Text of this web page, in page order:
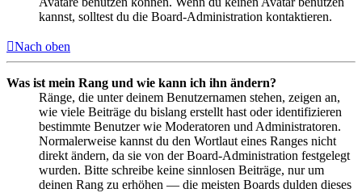
kannst, solltest du die Board-Administration kontaktieren.
Nach oben
Was ist mein Rang und wie kann ich ihn ändern?
Ränge, die unter deinem Benutzernamen stehen, zeigen an,
wie viele Beiträge du bislang erstellt hast oder identifizieren
bestimmte Benutzer wie Moderatoren und Administratoren.
Normalerweise kannst du den Wortlaut eines Ranges nicht
direkt ändern, da sie von der Board-Administration festgelegt
wurden. Bitte schreibe keine sinnlosen Beiträge, nur um
deinen Rang zu erhöhen — die meisten Boards dulden dieses